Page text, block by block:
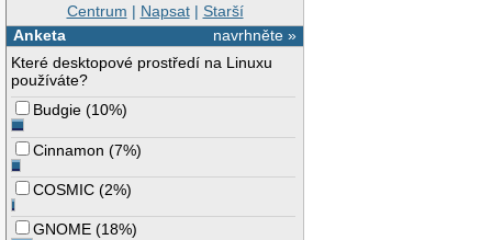
Centrum | Napsat| Starší
navrhněte »
Anketa
Které desktopové prostředí na Linuxu
používáte?
Budgie (10%)
Cinnamon (7%)
COSMIC (2%)
GNOME (18%)